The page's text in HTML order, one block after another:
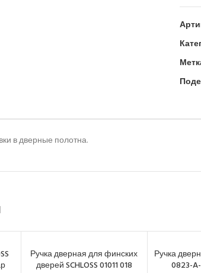
в дверные полотна.
Ручка дверная для финских
дверей SCHLOSS 01011 018
Ручка
0823-